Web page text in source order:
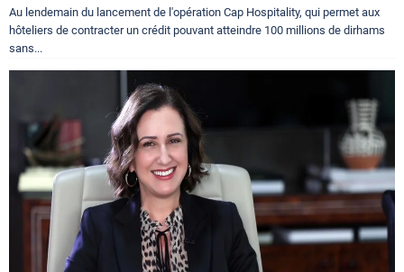
Au lendemain du lancement de l'opération Cap Hospitality, qui permet aux
hôteliers de contracter un crédit pouvant atteindre 100 millions de dirhams
sans...